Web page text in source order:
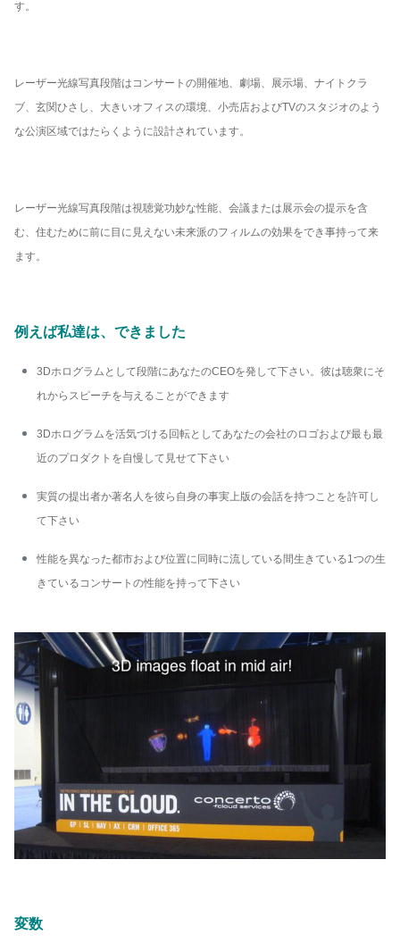
す。
レーザー光線写真段階はコンサートの開催地、劇場、展示場、ナイトクラ
ブ、玄関ひさし、大きいオフィスの環境、小売店およびTVのスタジオのよう
な公演区域ではたらくように設計されています。
レーザー光線写真段階は視聴覚功妙な性能、会議または展示会の提示を含
む、住むために前に目に見えない未来派のフィルムの効果をでき事持って来
ます。
例えば私達は、できました
3Dホログラムとして段階にあなたのCEOを発して下さい。彼は聴衆にそ
れからスピーチを与えることができます
3Dホログラムを活気づける回転としてあなたの会社のロゴおよび最も最
近のプロダクトを自慢して見せて下さい
実質の提出者か著名人を彼ら自身の事実上版の会話を持つことを許可し
て下さい
性能を異なった都市および位置に同時に流している間生きている1つの生
きているコンサートの性能を持って下さい
変数